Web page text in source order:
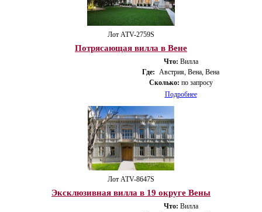
Лот ATV-2759S
Потрясающая вилла в Вене
Что: Вилла
Где: Австрия, Вена, Вена
Сколько: по запросу
Подробнее
Лот ATV-8647S
Эксклюзивная вилла в 19 округе Вены
Что: Вилла